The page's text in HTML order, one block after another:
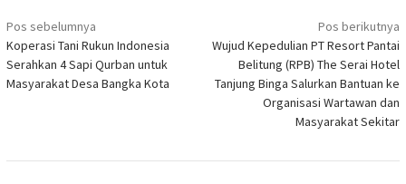
Navigasi
pos
Pos sebelumnya
Koperasi Tani Rukun Indonesia
Serahkan 4 Sapi Qurban untuk
Masyarakat Desa Bangka Kota
Pos berikutnya
Wujud Kepedulian PT Resort Pantai
Belitung (RPB) The Serai Hotel
Tanjung Binga Salurkan Bantuan ke
Organisasi Wartawan dan
Masyarakat Sekitar